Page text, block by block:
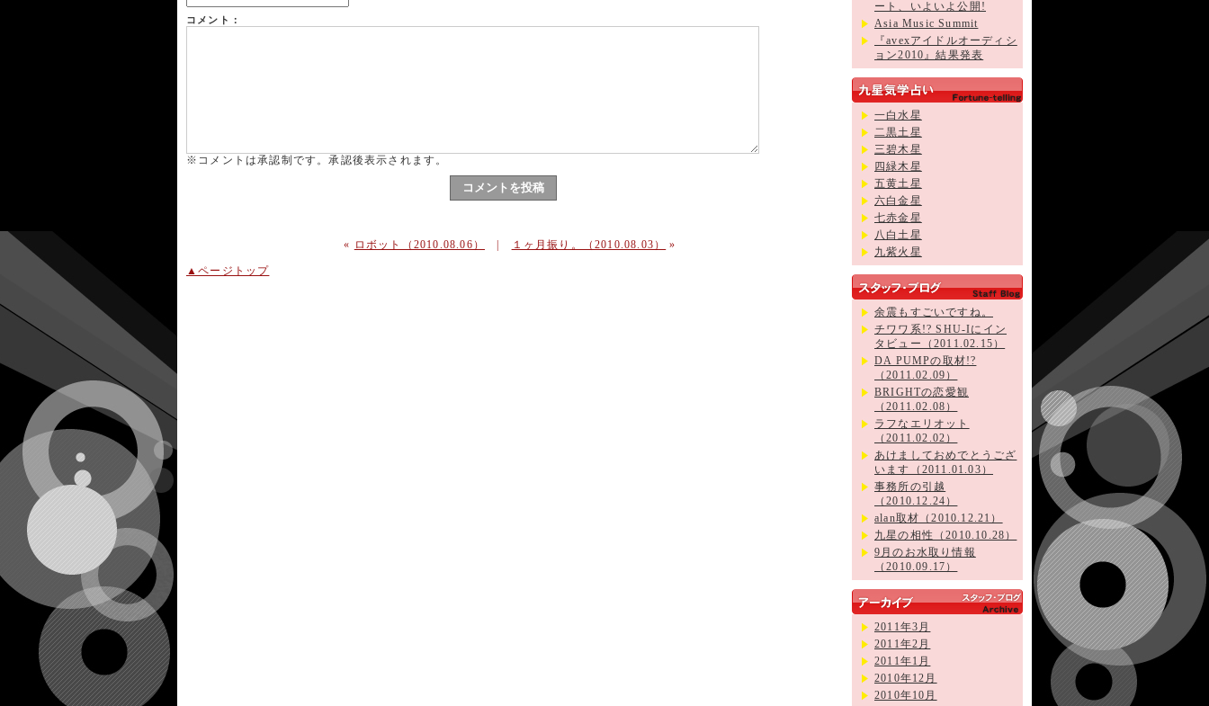
コメント：
※コメントは承認制です。承認後表示されます。
« ロボット（2010.08.06） １ヶ月振り。（2010.08.03） »
▲ページトップ
ート、いよいよ公開!
Asia Music Summit
『avexアイドルオーディシ
ョン2010』結果発表
一白水星
二黒土星
三碧木星
四緑木星
五黄土星
六白金星
七赤金星
八白土星
九紫火星
余震もすごいですね。
チワワ系!? SHU-Iにイン
タビュー（2011.02.15）
DA PUMPの取材!?
（2011.02.09）
BRIGHTの恋愛観
（2011.02.08）
ラフなエリオット
（2011.02.02）
あけましておめでとうござ
います（2011.01.03）
事務所の引越
（2010.12.24）
alan取材（2010.12.21）
九星の相性（2010.10.28）
9月のお水取り情報
（2010.09.17）
2011年3月
2011年2月
2011年1月
2010年12月
2010年10月